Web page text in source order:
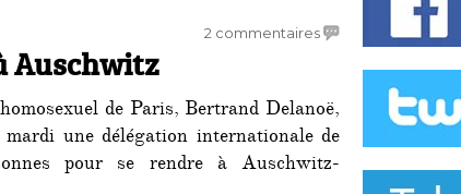
2 commentairessur
star
à
Auschwitz
Auschwitz
de Paris, Bertrand Delanoë,
une délégation internationale de
pour se rendre à Auschwitz-